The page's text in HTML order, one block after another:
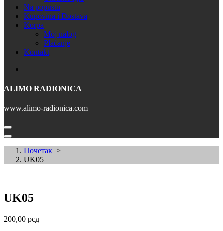
Na popustu
Kupovina i Dostava
Korpa
Moj nalog
Plaćanje
Kontakt
ALIMO RADIONICA
www.alimo-radionica.com
Почетак >
UK05
UK05
200,00 рсд